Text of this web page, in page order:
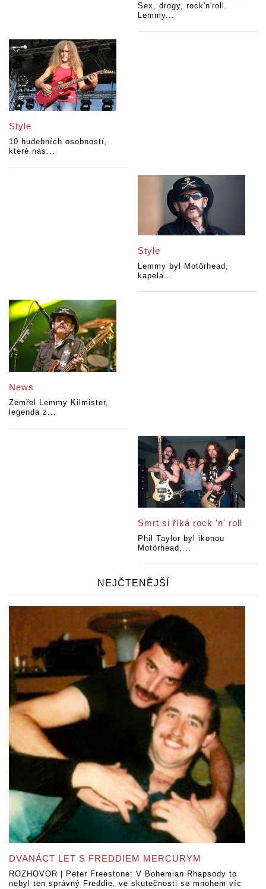
Sex, drogy, rock'n'roll.
Lemmy...
Style
10 hudebních osobností,
které nás...
Style
Lemmy byl Motörhead,
kapela...
News
Zemřel Lemmy Kilmister,
legenda z...
Smrt si říká rock 'n' roll
Phil Taylor byl ikonou
Motörhead,...
NEJČTENĚJŠÍ
DVANÁCT LET S FREDDIEM MERCURYM
ROZHOVOR | Peter Freestone: V Bohemian Rhapsody to
nebyl ten správný Freddie, ve skutečnosti se mnohem víc